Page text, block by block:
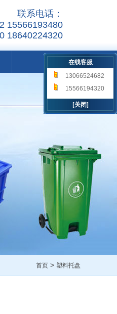
联系电话：
15566193480
18640224320
首页 > 塑料托盘
在线客服
13066524682
15566193480
15566194320
18640224320
[关闭]